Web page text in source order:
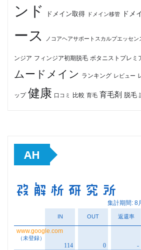
ンド
ドメイン取得 ドメイン移管 ドメ
ース
ノコアヘアサポートスカルプエッセン
ンジア フィンジア初期脱毛 ボタニストプレミ
ムードメイン ランキング レビュー
ップ 健康 口コミ 比較 育毛 育毛剤 脱毛
AH